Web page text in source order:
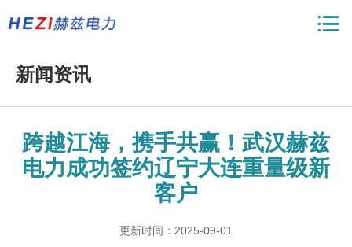
新闻资讯
跨越江海，携手共赢！武汉赫兹
电力成功签约辽宁大连重量级新
客户
更新时间：2025-09-01